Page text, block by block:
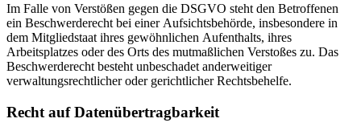
Im Falle von Verstößen gegen die DSGVO steht den Betroffenen
ein Beschwerderecht bei einer Aufsichtsbehörde, insbesondere in
dem Mitgliedstaat ihres gewöhnlichen Aufenthalts, ihres
Arbeitsplatzes oder des Orts des mutmaßlichen Verstoßes zu. Das
Beschwerderecht besteht unbeschadet anderweitiger
verwaltungsrechtlicher oder gerichtlicher Rechtsbehelfe.
Recht auf Daten­übertrag­barkeit